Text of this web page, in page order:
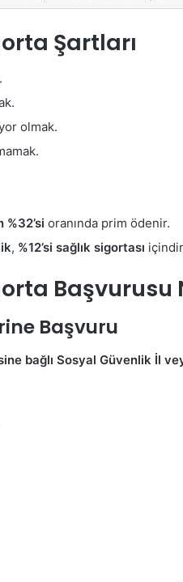
Şartları
olmak.
oranında prim ödenir.
, %12’si sağlık sigortası
Başvurusu
Başvuru
bağlı Sosyal Güvenlik İl